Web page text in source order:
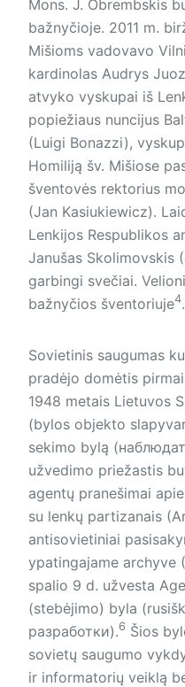
Mons. J. Obrembskis
bažnyčioje. 2011 m.
Mišioms vadovavo
kardinolas Audrys
atvyko vyskupai iš
popiežiaus nuncijus
(Luigi Bonazzi),
Homiliją šv. Mišiose
šventovės rektorius
(Jan Kasiukiewicz).
Lenkijos Respublikos
Janušas Skolimovskis
garbingi svečiai.
bažnyčios šventoriuje4.
Sovietinis saugumas
pradėjo domėtis
1948 metais Lietuvos
(bylos objekto
sekimo bylą
užvedimo priežastis
agentų pranešimai
su lenkų partizanais
antisovietiniai
ypatingajame archyve
spalio 9 d. užvesta
(stebėjimo) byla
рaзрaботки).6 Šios
sovietų saugumo
ir informatorių veiklą